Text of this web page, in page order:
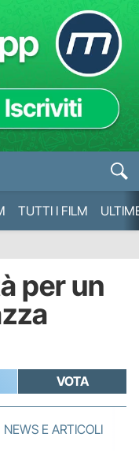
TUTTI I FILM
per un
VOTA
NEWS E ARTICOLI